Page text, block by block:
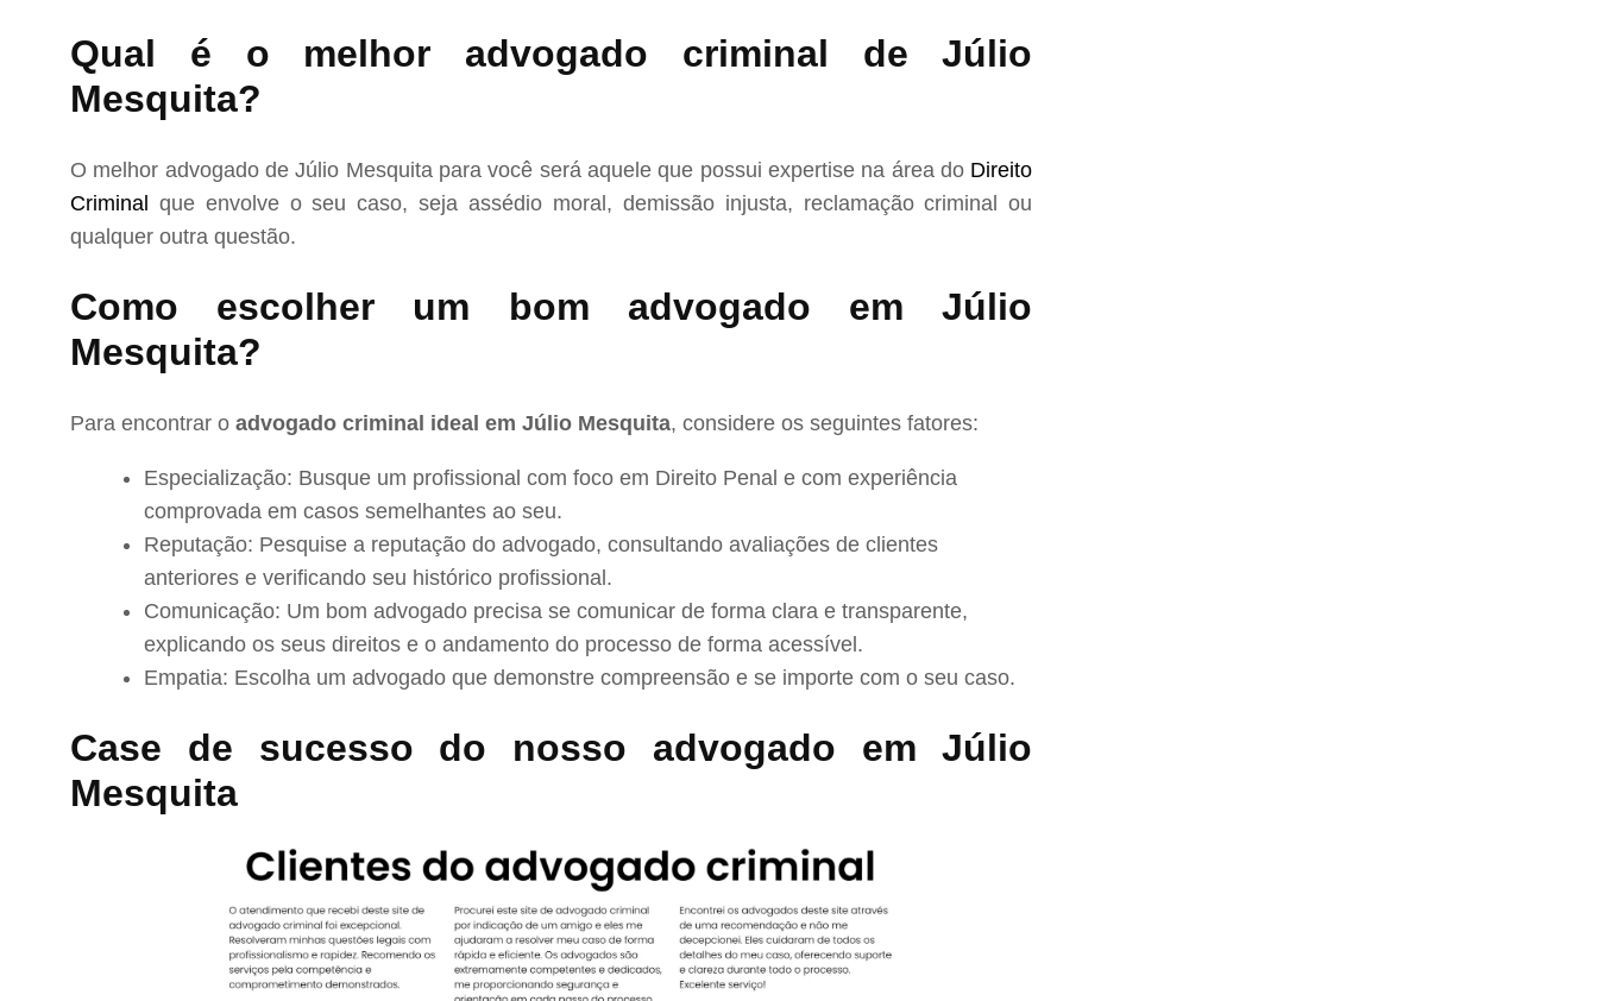
Qual é o melhor advogado criminal de Júlio
Mesquita?
O melhor advogado de Júlio Mesquita para você será aquele que possui expertise na área do Direito
Criminal que envolve o seu caso, seja assédio moral, demissão injusta, reclamação criminal ou
qualquer outra questão.
Como escolher um bom advogado em Júlio
Mesquita?
Para encontrar o advogado criminal ideal em Júlio Mesquita, considere os seguintes fatores:
Especialização: Busque um profissional com foco em Direito Penal e com experiência
comprovada em casos semelhantes ao seu.
Reputação: Pesquise a reputação do advogado, consultando avaliações de clientes
anteriores e verificando seu histórico profissional.
Comunicação: Um bom advogado precisa se comunicar de forma clara e transparente,
explicando os seus direitos e o andamento do processo de forma acessível.
Empatia: Escolha um advogado que demonstre compreensão e se importe com o seu caso.
Case de sucesso do nosso advogado em Júlio
Mesquita